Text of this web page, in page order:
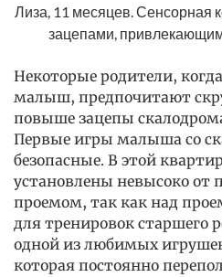
Лиза, 11 месяцев. Сенсорная
зацепами,
Некоторые родители,
малыш, предпочитают
повыше зацепы
Первые игры малыша со
безопасные. В этой
установлены невысоко от
проемом, так как над
для тренировок старшего
одной из любимых
которая постоянно